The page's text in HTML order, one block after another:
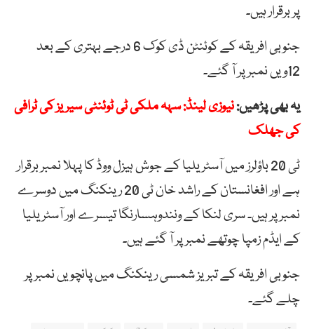
پر برقرار ہیں۔
جنوبی افریقہ کے کوئنٹن ڈی کوک 6 درجے بہتری کے بعد
12ویں نمبر پر آ گئے۔
یہ بھی پڑھیں:نیوزی لینڈ: سہہ ملکی ٹی ٹوئنٹی سیریز کی ٹرافی
کی جھلک
ٹی 20 باؤلرز میں آسٹریلیا کے جوش ہیزل ووڈ کا پہلا نمبر برقرار
ہے اور افغانستان کے راشد خان ٹی 20 رینکنگ میں دوسرے
نمبر پر ہیں۔ سری لنکا کے ونندوہسارنگا تیسرے اور آسٹریلیا
کے ایڈم زمپا چوتھے نمبر پر آ گئے ہیں۔
جنوبی افریقہ کے تبریز شمسی رینکنگ میں پانچویں نمبر پر
چلے گئے۔